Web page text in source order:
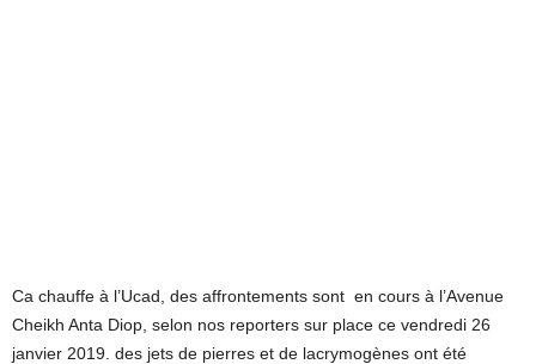
Ca chauffe à l’Ucad, des affrontements sont en cours à l’Avenue
Cheikh Anta Diop, selon nos reporters sur place ce vendredi 26
janvier 2019. des jets de pierres et de lacrymogènes ont été